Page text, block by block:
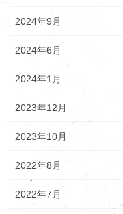
2024年9月
2024年6月
2024年1月
2023年12月
2023年10月
2022年8月
2022年7月